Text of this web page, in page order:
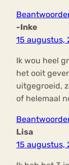
-Inke
15 augustus,
Ik wou heel
het ooit
uitgegroeid,
of helemaal
Lisa
15 augustus,